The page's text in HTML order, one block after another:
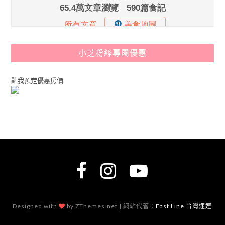
小芝粉絲專屬優惠
點我預定優惠房價
Designed with by ZThemes.net | 網站代管：Fast Line 台灣速連